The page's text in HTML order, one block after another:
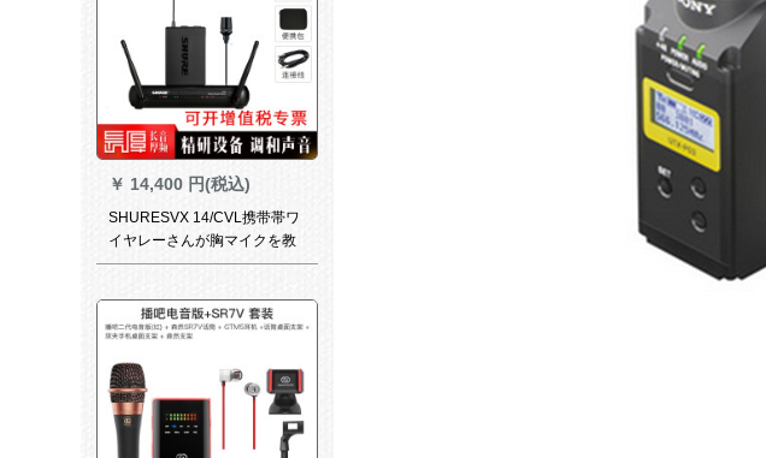
￥ 14,400 円(税込)
SHURESVX 14/CVL携带帯ワ
イヤレーさんが胸マイクを教
えてくれます。